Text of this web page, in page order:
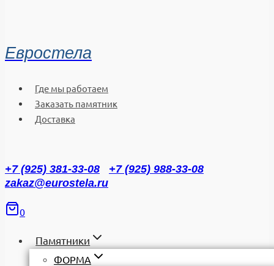
Евростела
Где мы работаем
Заказать памятник
Доставка
+7 (925) 381-33-08
+7 (925) 988-33-08
zakaz@eurostela.ru
0
Памятники
ФОРМА